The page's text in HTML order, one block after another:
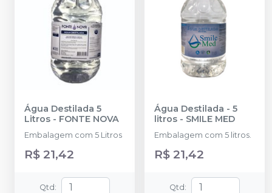
Água Destilada 5
Litros - FONTE NOVA
Embalagem com 5 Litros
R$ 21,42
Qtd :
Água Destilada - 5
litros - SMILE MED
Embalagem com 5 litros.
R$ 21,42
Qtd :